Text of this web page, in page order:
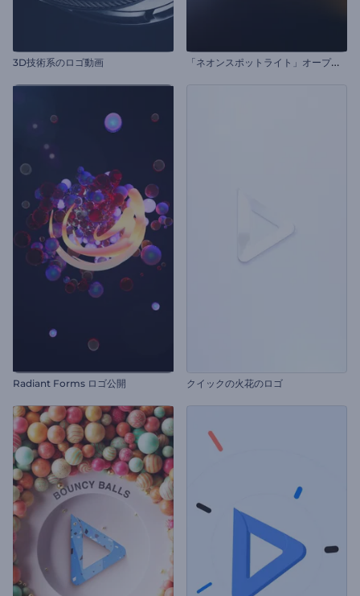
3D技術系のロゴ動画 「
ネオンスポットライト」オープニング動画
Radiant Forms ロゴ公開 クイックの火花のロゴ